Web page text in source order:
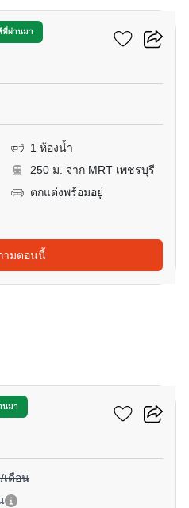
ที่ผ่านมา
1 ห้องน้ำ
250 ม. จาก MRT เพชรบุรี
ตกแต่งพร้อมอยู่
ามตอนนี้
นมา
เดือน